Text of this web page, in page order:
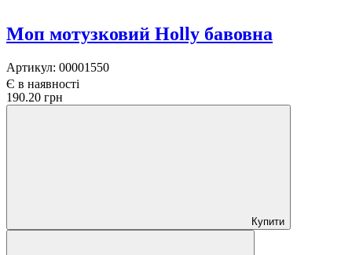
Моп мотузковий Holly бавовна
Артикул: 00001550
Є в наявності
190.20 грн
Купити